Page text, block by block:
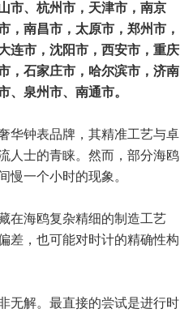
市、杭州市，天津市，南京
，南昌市，太原市，郑州市，
连市，沈阳市，西安市，重庆
，石家庄市，哈尔滨市，济南
、泉州市、南通市。
钟表品牌，其精准工艺与卓
人士的青睐。然而，部分海鸥
慢一个小时的现象。
海鸥复杂精细的制造工艺
差，也可能对时计的精确性构
解。最直接的尝试是进行时